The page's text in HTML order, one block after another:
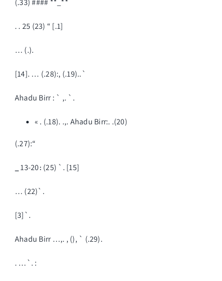
(.33) #### **_**
. . 25 (23) “ [.1]
… (.).
[14]. … (.28):, (.19)..`
Ahadu Birr : ` ,. `.
« . (.18). .,. Ahadu Birr:. .(20)
(.27):“
_13-20։ (25) `. [15]
… (22)`.
[3]`.
Ahadu Birr …,. , (), ` (.29).
. …`. :